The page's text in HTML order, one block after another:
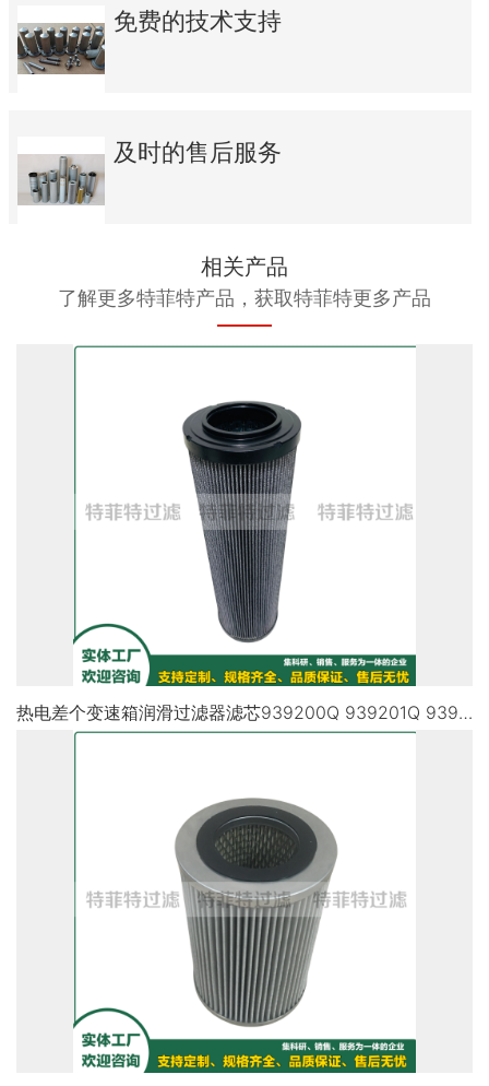
免费的技术支持
及时的售后服务
相关产品
了解更多特菲特产品，获取特菲特更多产品
热电差个变速箱润滑过滤器滤芯939200Q 939201Q 939202Q